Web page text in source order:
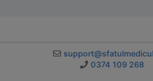
0374 109 268